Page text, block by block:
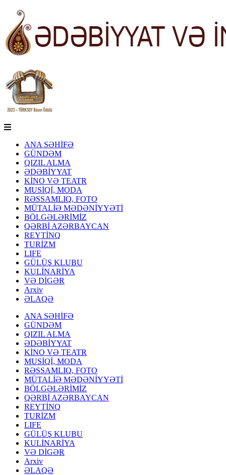
ANA SƏHİFƏ
GÜNDƏM
QIZIL ALMA
ƏDƏBİYYAT
KİNO VƏ TEATR
MUSİQİ, MODA
RƏSSAMLIQ, FOTO
MÜTALİƏ MƏDƏNİYYƏTİ
BÖLGƏLƏRİMİZ
QƏRBİ AZƏRBAYCAN
REYTİNQ
TURİZM
LIFE
GÜLÜŞ KLUBU
KULİNARİYA
VƏ DİGƏR
Arxiv
ƏLAQƏ
ANA SƏHİFƏ
GÜNDƏM
QIZIL ALMA
ƏDƏBİYYAT
KİNO VƏ TEATR
MUSİQİ, MODA
RƏSSAMLIQ, FOTO
MÜTALİƏ MƏDƏNİYYƏTİ
BÖLGƏLƏRİMİZ
QƏRBİ AZƏRBAYCAN
REYTİNQ
TURİZM
LIFE
GÜLÜŞ KLUBU
KULİNARİYA
VƏ DİGƏR
Arxiv
ƏLAQƏ